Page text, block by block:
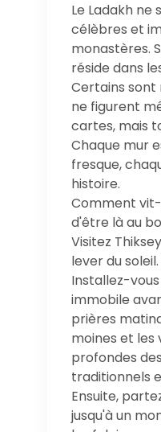
Le Ladakh ne
célèbres et
monastères.
réside dans
Certains sont
ne figurent
cartes, mais
Chaque mur
fresque,
histoire.
Comment
d'être là au
Visitez
lever du
Installez-
immobile
prières
moines et les
profondes
traditionnels
Ensuite,
jusqu'à un